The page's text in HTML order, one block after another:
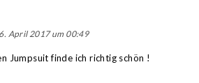
April 2017 um 00:49
Jumpsuit finde ich richtig schön !